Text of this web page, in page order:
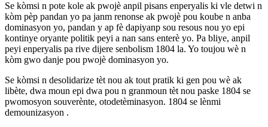
Se kòmsi n pote kole ak pwojè anpil pisans enperyalis ki vle detwi n
kòm pèp pandan yo pa janm renonse ak pwojè pou koube n anba
dominasyon yo, pandan y ap fè dapiyanp sou resous nou yo epi
kontinye oryante politik peyi a nan sans enterè yo. Pa bliye, anpil
peyi enperyalis pa rive dijere senbolism 1804 la. Yo toujou wè n
kòm gwo danje pou pwojè dominasyon yo.
Se kòmsi n desolidarize tèt nou ak tout pratik ki gen pou wè ak
libète, dwa moun epi dwa pou n granmoun tèt nou paske 1804 se
pwomosyon souverènte, otodetèminasyon. 1804 se lènmi
demounizasyon .